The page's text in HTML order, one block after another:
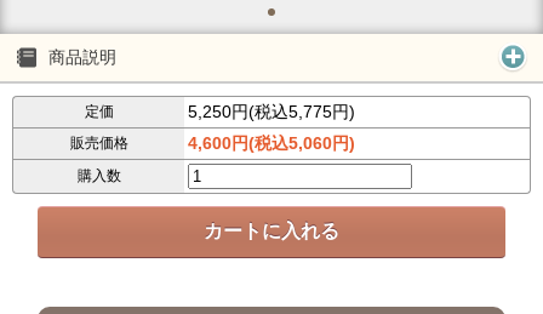
商品説明
定価 5,250円(税込5,775円)
販売価格 4,600円(税込5,060円)
購入数